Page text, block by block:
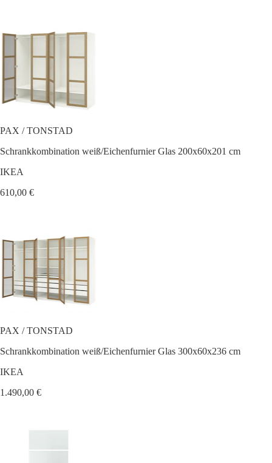
PAX / TONSTAD
Schrankkombination weiß/Eichenfurnier Glas 200x60x201 cm
IKEA
610,00 €
PAX / TONSTAD
Schrankkombination weiß/Eichenfurnier Glas 300x60x236 cm
IKEA
1.490,00 €